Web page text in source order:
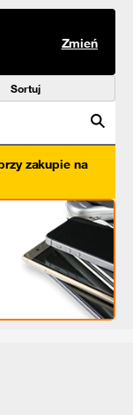
Zmień
Sortuj
zakupie na